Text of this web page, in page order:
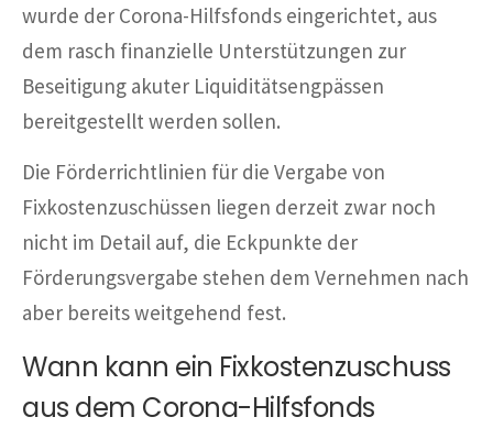
wurde der Corona-Hilfsfonds eingerichtet, aus
dem rasch finanzielle Unterstützungen zur
Beseitigung akuter Liquiditätsengpässen
bereitgestellt werden sollen.
Die Förderrichtlinien für die Vergabe von
Fixkostenzuschüssen liegen derzeit zwar noch
nicht im Detail auf, die Eckpunkte der
Förderungsvergabe stehen dem Vernehmen nach
aber bereits weitgehend fest.
Wann kann ein Fixkostenzuschuss
aus dem Corona-Hilfsfonds